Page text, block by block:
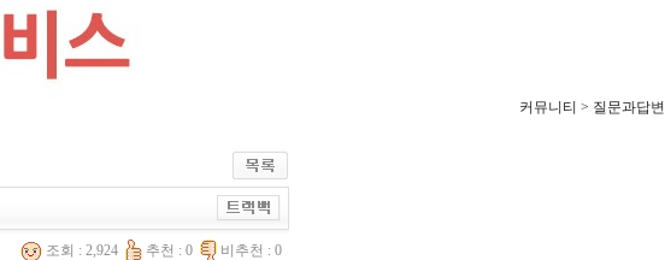
커뮤니티 > 질문과답변
조회 : 2,924 추천 : 0 비추천 : 0